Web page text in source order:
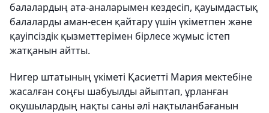
балалардың ата-аналарымен кездесіп, қауымдастық
балаларды аман-есен қайтару үшін үкіметпен және
қауіпсіздік қызметтерімен бірлесе жұмыс істеп
жатқанын айтты.
Нигер штатының үкіметі Қасиетті Мария мектебіне
жасалған соңғы шабуылды айыптап, ұрланған
оқушылардың нақты саны әлі нақтыланбағанын